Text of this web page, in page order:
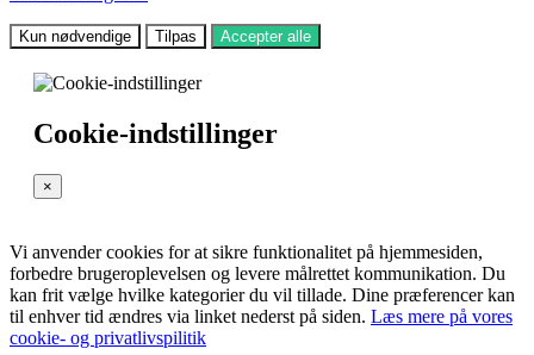
Kun nødvendige Tilpas Accepter alle
Cookie-indstillinger
×
Vi anvender cookies for at sikre funktionalitet på hjemmesiden,
forbedre brugeroplevelsen og levere målrettet kommunikation. Du
kan frit vælge hvilke kategorier du vil tillade. Dine præferencer kan
til enhver tid ændres via linket nederst på siden. Læs mere på vores
cookie- og privatlivspilitik